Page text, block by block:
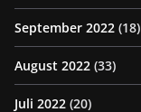
September 2022 (18)
August 2022 (33)
Juli 2022 (20)